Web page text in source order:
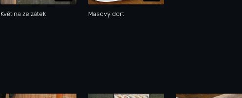
Květina ze zátek Masový dort